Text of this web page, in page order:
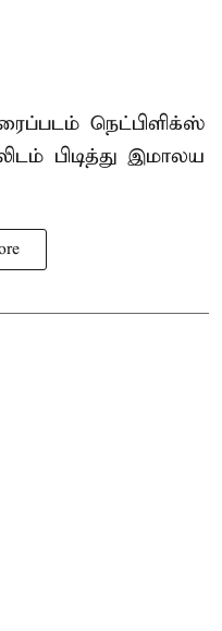
நெட்பிளிக்ஸ்
பிடித்து இமாலய